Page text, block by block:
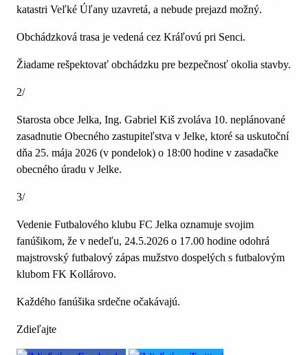
katastri Veľké Úľany uzavretá, a nebude prejazd možný.
Obchádzková trasa je vedená cez Kráľovú pri Senci.
Žiadame rešpektovať obchádzku pre bezpečnosť okolia stavby.
2/
Starosta obce Jelka, Ing. Gabriel Kiš zvoláva 10. neplánované
zasadnutie Obecného zastupiteľstva v Jelke, ktoré sa uskutoční
dňa 25. mája 2026 (v pondelok) o 18:00 hodine v zasadačke
obecného úradu v Jelke.
3/
Vedenie Futbalového klubu FC Jelka oznamuje svojim
fanúšikom, že v nedeľu, 24.5.2026 o 17.00 hodine odohrá
majstrovský futbalový zápas mužstvo dospelých s futbalovým
klubom FK Kollárovo.
Každého fanúšika srdečne očakávajú.
Zdieľajte